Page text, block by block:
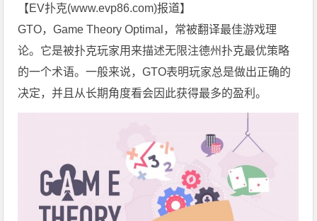
【EV扑克(www.evp86.com)报道】
GTO，Game Theory Optimal，常被翻译最佳游戏理
论。它是被扑克玩家用来描述无限注德州扑克最优策略
的一个术语。一般来说，GTO表明玩家总是做出正确的
决定，并且从长期角度看会因此获得最多的盈利。